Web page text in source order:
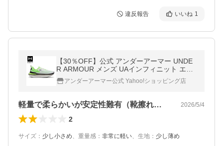
違反報告 いいね 1
【30％OFF】公式 アンダーアーマー UNDE
R ARMOUR メンズ UAインフィニット エリ
ート2 ランニング シューズ 17200 陸上 マラ
ソン 3028169
アンダーアーマー公式 Yahoo!ショッピング店
軽量で柔らかいが安定性難有（靴擦れ注意） 2026/5/4
2
サイズ ： 少し小さめ、 重量感 ： 非常に軽い、 生地 ： 少し薄め